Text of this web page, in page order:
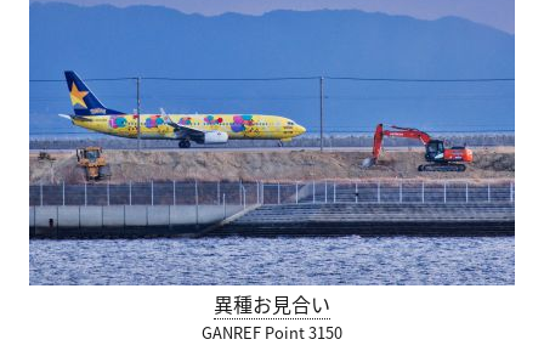
異種お見合い
GANREF Point 3150